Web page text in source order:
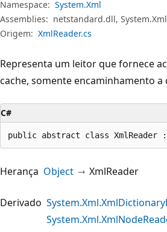
Namespace: System.Xml
Assemblies: netstandard.dll,
Origem: XmlReader.cs
Representa um leitor que fornece
cache, somente encaminhamento a
C#
public abstract class XmlReader
Herança Object XmlReader
Derivado